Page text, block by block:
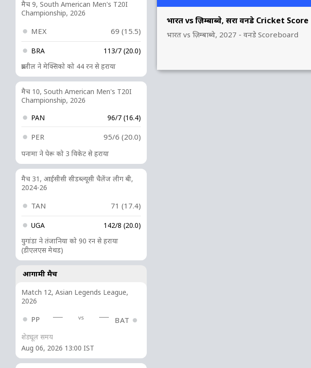
मैच 9, South American Men's T20I
Championship, 2026
MEX 69 (15.5)
BRA
113/7 (20.0)
ब्राजील ने मेक्सिको को 44 रन से हराया
मैच 10, South American Men's T20I
Championship, 2026
PAN
96/7 (16.4)
PER 95/6 (20.0)
पनामा ने पेरू को 3 विकेट से हराया
मैच 31, आईसीसी सीडब्ल्यूसी चैलेंज लीग बी,
2024-26
TAN 71 (17.4)
UGA
142/8 (20.0)
युगांडा ने तंजानिया को 90 रन से हराया
(डीएलएस मेथड)
आगामी मैच
Match 12, Asian Legends League,
2026
PP vs BAT
शेड्यूल समय
Aug 06, 2026 13:00 IST
भारत vs ज़िम्बाब्वे, दूसरा वनडे Cricket Score
भारत vs ज़िम्बाब्वे, 2027 - वनडे Scoreboard